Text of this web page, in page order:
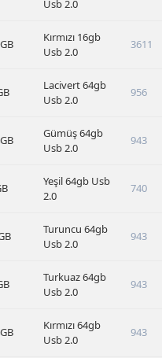
Usb 2.0
Kırmızı 16gb
Usb 2.0
3611
Lacivert 64gb
Usb 2.0
956
Gümüş 64gb
Usb 2.0
943
Yeşil 64gb Usb
2.0
740
Turuncu 64gb
Usb 2.0
943
Turkuaz 64gb
Usb 2.0
943
Kırmızı 64gb
Usb 2.0
943